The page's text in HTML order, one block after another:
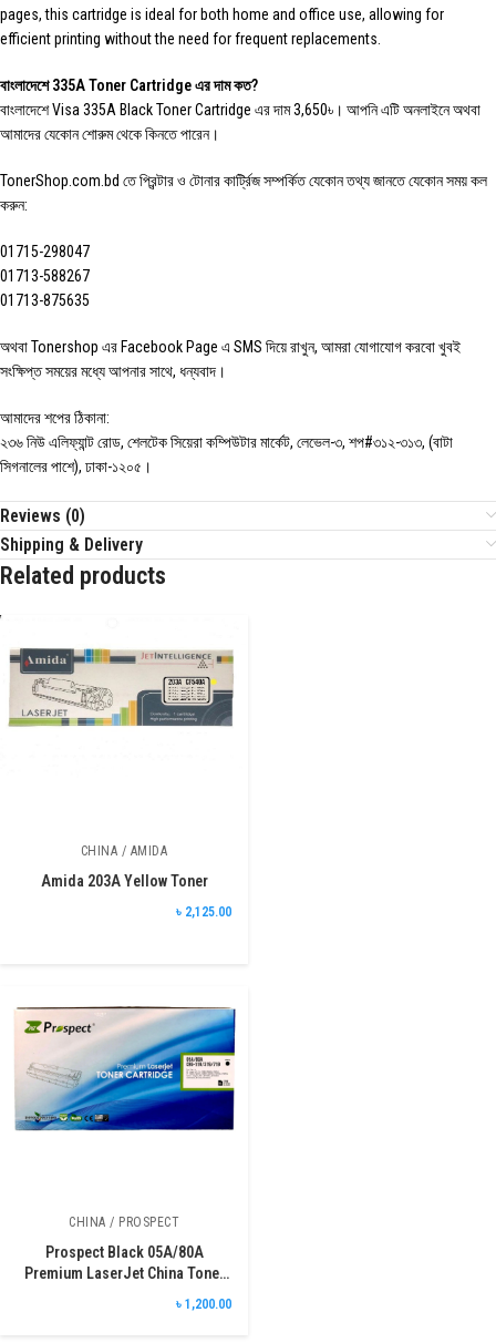
pages, this cartridge is ideal for both home and office use, allowing for
efficient printing without the need for frequent replacements.
বাংলাদেশে 335A Toner Cartridge এর দাম কত?
বাংলাদেশে Visa 335A Black Toner Cartridge এর দাম 3,650৳। আপনি এটি অনলাইনে অথবা
আমাদের যেকোন শোরুম থেকে কিনতে পারেন।
TonerShop.com.bd তে প্রিন্টার ও টোনার কার্ট্রিজ সম্পর্কিত যেকোন তথ্য জানতে ‍যেকোন সময় কল
করুন:
01715-298047
01713-588267
01713-875635
অথবা Tonershop এরFacebook Page এ SMS দিয়ে রাখুন, আমরা যোগাযোগ করবো খুবই
সংক্ষিপ্ত সময়ের মধ্যে আপনার সাথে, ধন্যবাদ।
আমাদের শপের ঠিকানা:
২৩৬ নিউ এলিফ্যান্ট রোড, শেলটেক সিয়েরা কম্পিউটার মার্কেট, লেভেল-৩, শপ#৩১২-৩১৩, (বাটা
সিগনালের পাশে), ঢাকা-১২০৫।
Reviews (0)
Shipping & Delivery
Related products
CHINA / AMIDA
Amida 203A Yellow Toner
৳ 2,125.00
CHINA / PROSPECT
Prospect Black 05A/80A
Premium LaserJet China Toner
৳ 1,200.00